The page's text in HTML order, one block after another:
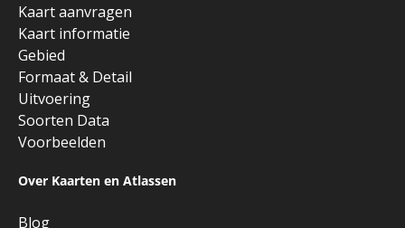
Kaart aanvragen
Kaart informatie
Gebied
Formaat & Detail
Uitvoering
Soorten Data
Voorbeelden
Over Kaarten en Atlassen
Blog